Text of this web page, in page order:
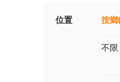
位置 按鄉
不限